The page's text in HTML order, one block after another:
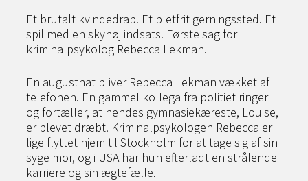
Et brutalt kvindedrab. Et pletfrit gerningssted. Et
spil med en skyhøj indsats. Første sag for
kriminalpsykolog Rebecca Lekman.
En augustnat bliver Rebecca Lekman vækket af
telefonen. En gammel kollega fra politiet ringer
og fortæller, at hendes gymnasiekæreste, Louise,
er blevet dræbt. Kriminalpsykologen Rebecca er
lige flyttet hjem til Stockholm for at tage sig af sin
syge mor, og i USA har hun efterladt en strålende
karriere og sin ægtefælle.